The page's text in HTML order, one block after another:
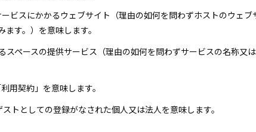
ビスにかかるウェブサイト（理由の如何を問わずホストのウェ
す。）を意味します。
ペースの提供サービス（理由の如何を問わずサービスの名称又
用契約」を意味します。
トとしての登録がなされた個人又は法人を意味します。